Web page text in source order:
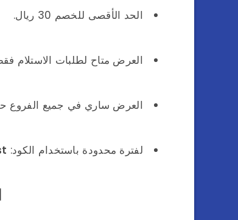
الحد الأقصى للخصم 30 ريال.
العرض متاح لطلبات الاستلام
العرض ساري في جميع الفروع
لفترة محدودة باستخدام الكود: